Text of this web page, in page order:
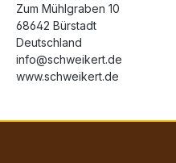
Zum Mühlgraben 10
68642 Bürstadt
Deutschland
info@schweikert.de
www.schweikert.de